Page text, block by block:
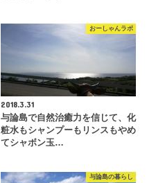
おーしゃんラボ
2018.3.31
与論島で自然治癒力を信じて、化
粧水もシャンプーもリンスもやめ
てシャボン玉…
与論島の暮らし